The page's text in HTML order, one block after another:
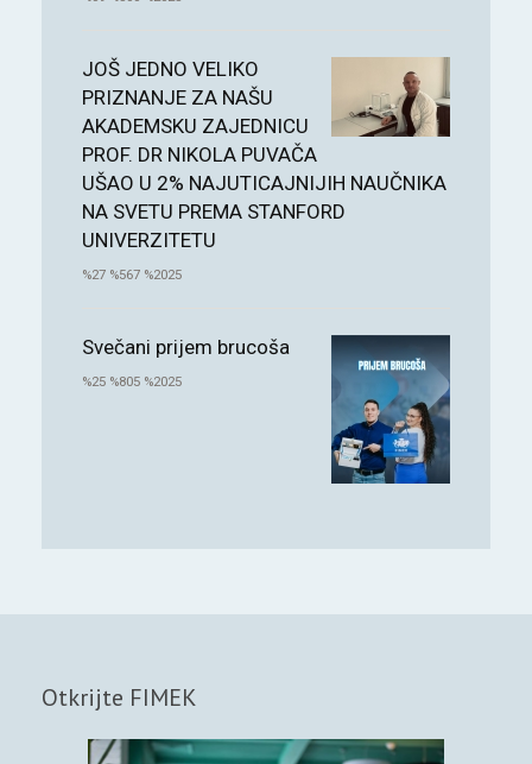
JOŠ JEDNO VELIKO
PRIZNANJE ZA NAŠU
AKADEMSKU ZAJEDNICU
PROF. DR NIKOLA PUVAČA
UŠAO U 2% NAJUTICAJNIJIH NAUČNIKA
NA SVETU PREMA STANFORD
UNIVERZITETU
%27 %567 %2025
Svečani prijem brucoša
%25 %805 %2025
Otkrijte FIMEK